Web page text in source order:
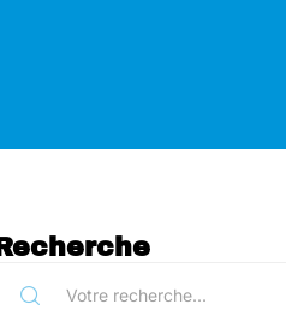
Recherche